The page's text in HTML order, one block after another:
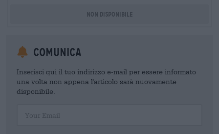
Non disponibile
Comunica
Inserisci qui il tuo indirizzo e-mail per essere informato
una volta non appena l'articolo sarà nuovamente
disponibile.